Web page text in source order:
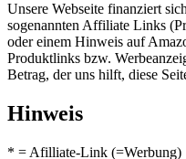
Unsere Webseite finanziert
sogenannten Affiliate Links
oder einem Hinweis auf
Produktlinks bzw.
Betrag, der uns hilft, diese
Hinweis
* = Afilliate-Link (=Werbung)